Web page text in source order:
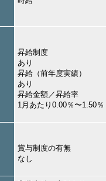
昇給制度
あり
昇給（前年度実績）
あり
昇給金額／昇給率
1月あたり0.00％〜1.50％
賞与制度の有無
なし